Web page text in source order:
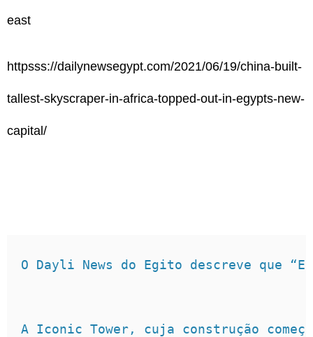
east
httpsss://dailynewsegypt.com/2021/06/19/china-built-
tallest-skyscraper-in-africa-topped-out-in-egypts-new-
capital/
O Dayli News do Egito descreve que
A Iconic Tower, cuja construção